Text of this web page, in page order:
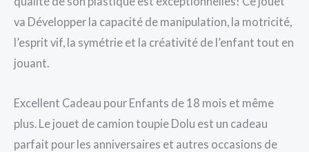
va Développer la capacité de manipulation, la motricité,
l’esprit vif, la symétrie et la créativité de l’enfant tout en
jouant.
Excellent Cadeau pour Enfants de 18 mois et même
plus. Le jouet de camion toupie Dolu est un cadeau
parfait pour les anniversaires et autres occasions de